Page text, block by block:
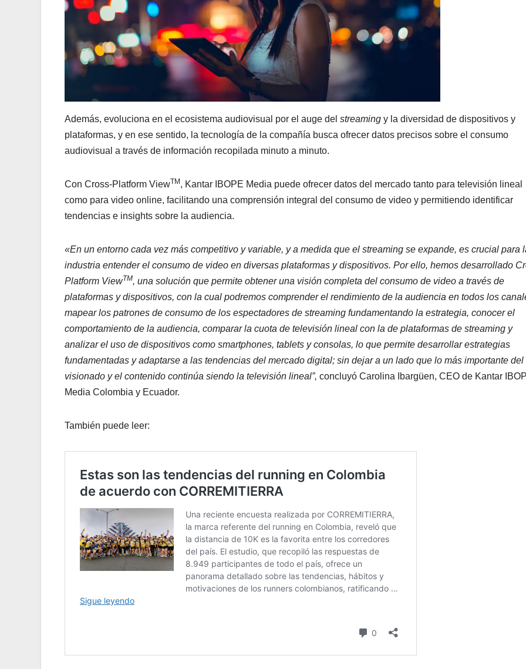
Además, evoluciona en el ecosistema audiovisual por el auge del streaming y la diversidad de dispositivos y
plataformas, y en ese sentido, la tecnología de la compañía busca ofrecer datos precisos sobre el consumo
audiovisual a través de información recopilada minuto a minuto.
Con Cross-Platform ViewTM, Kantar IBOPE Media puede ofrecer datos del mercado tanto para televisión lineal
como para video online, facilitando una comprensión integral del consumo de video y permitiendo identificar
tendencias e insights sobre la audiencia.
«En un entorno cada vez más competitivo y variable, y a medida que el streaming se expande, es crucial para
industria entender el consumo de video en diversas plataformas y dispositivos. Por ello, hemos desarrollado
Platform ViewTM, una solución que permite obtener una visión completa del consumo de video a través de
plataformas y dispositivos, con la cual podremos comprender el rendimiento de la audiencia en todos los
mapear los patrones de consumo de los espectadores de streaming fundamentando la estrategia, conocer el
comportamiento de la audiencia, comparar la cuota de televisión lineal con la de plataformas de streaming y
analizar el uso de dispositivos como smartphones, tablets y consolas, lo que permite desarrollar estrategias
fundamentadas y adaptarse a las tendencias del mercado digital; sin dejar a un lado que lo más importante del
visionado y el contenido continúa siendo la televisión lineal”, concluyó Carolina Ibargüen, CEO de Kantar
Media Colombia y Ecuador.
También puede leer: